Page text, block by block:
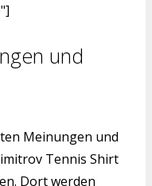
und
Meinungen und
Tennis Shirt
Dort werden